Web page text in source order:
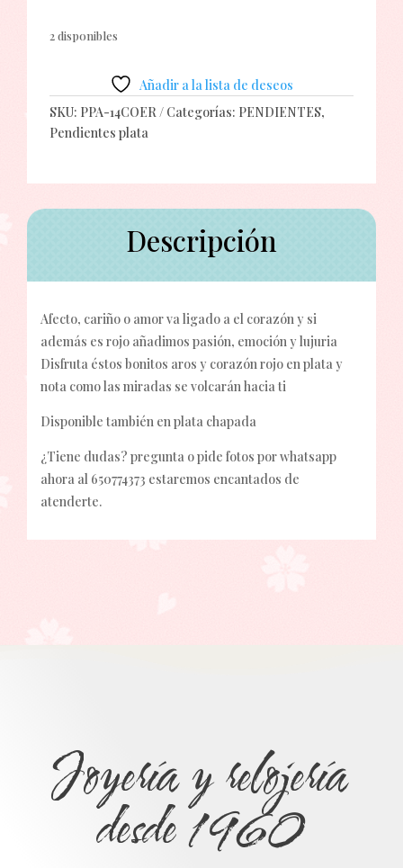
2 disponibles
Añadir a la lista de deseos
SKU: PPA-14COER Categorías: PENDIENTES,
Pendientes plata
Descripción
Afecto, cariño o amor va ligado a el corazón y si
además es rojo añadimos pasión, emoción y lujuria
Disfruta éstos bonitos aros y corazón rojo en plata y
nota como las miradas se volcarán hacia ti
Disponible también en plata chapada
¿Tiene dudas? pregunta o pide fotos por whatsapp
ahora al 650774373 estaremos encantados de
atenderte.
Joyería y relojería
desde 1960